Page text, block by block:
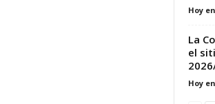
Hoy
La
el
Hoy